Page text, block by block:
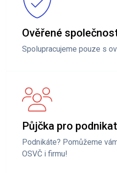
Ověřené
Spolupracujeme pouze s
Půjčka pro
Podnikáte? Pomůžeme
OSVČ i firmu!